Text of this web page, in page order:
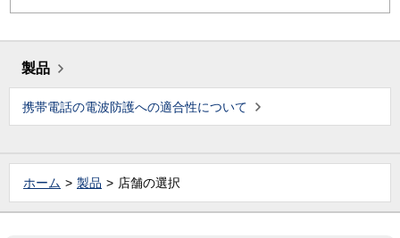
製品
携帯電話の電波防護への適合性について
ホーム 製品 店舗の選択